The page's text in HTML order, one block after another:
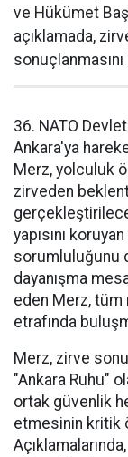
ve Hükümet
açıklamada,
36. NATO
Ankara'ya
Merz, yolculuk
zirveden
yapısını
sorumluluğunu
dayanışma
eden Merz, tüm
etrafında
Merz, zirve
"Ankara Ruhu"
ortak güvenlik
etmesinin kritik